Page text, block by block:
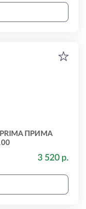
ПРИМА
3 520 р.